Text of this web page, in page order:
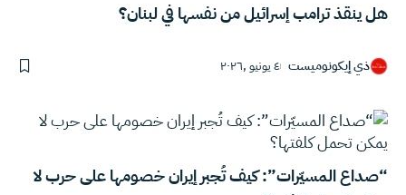
هل ينقذ ترامب إسرائيل من نفسها في لبنان؟
ذي إيكونوميست ٤ يونيو ,٢٠٢٦
“صداع المسيّرات”: كيف تُجبر إيران خصومها على حرب لا